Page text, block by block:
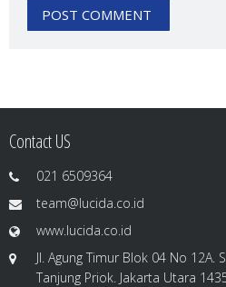
Contact US
021 6509364
team@lucida.co.id
www.lucida.co.id
Jl. Agung Timur Blok 04 No 12A.
Tanjung Priok. Jakarta Utara